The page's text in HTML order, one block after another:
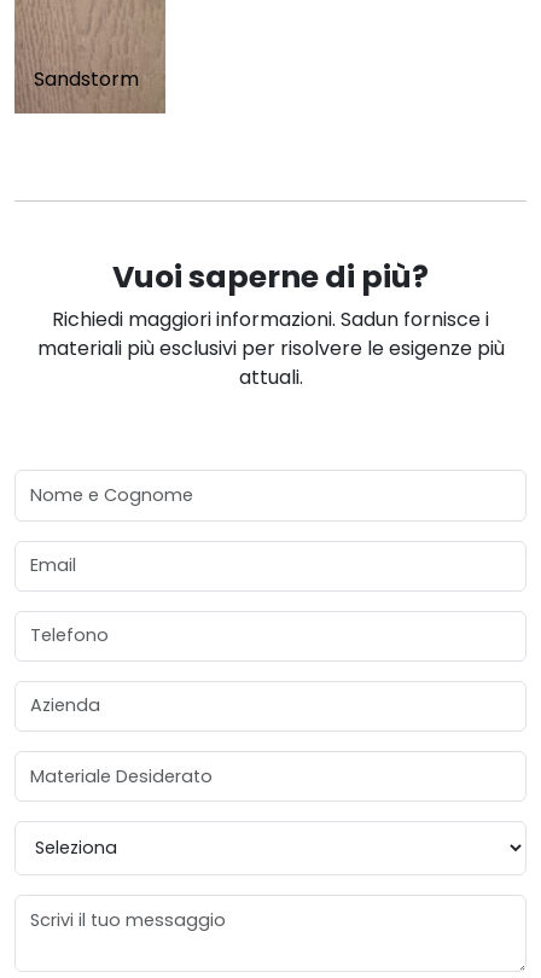
Sandstorm
Vuoi saperne di più?
Richiedi maggiori informazioni. Sadun fornisce i
materiali più esclusivi per risolvere le esigenze più
attuali.
Nome e Cognome
Email
Telefono
Azienda
Materiale Desiderato
Provincia
Messaggio